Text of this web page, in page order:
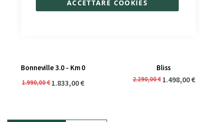
ACCETTARE COOKIES
Bonneville 3.0 - Km 0
1.990,00 €1.833,00 €
Bliss
2.290,00 €1.498,00 €